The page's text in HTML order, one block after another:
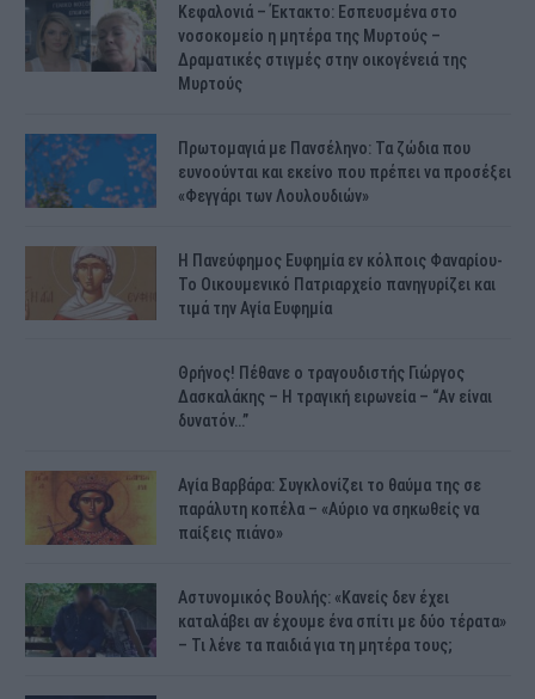
Κεφαλονιά – Έκτακτο: Εσπευσμένα στο
νοσοκομείο η μητέρα της Μυρτούς –
Δραματικές στιγμές στην οικογένειά της
Μυρτούς
Πρωτομαγιά με Πανσέληνο: Τα ζώδια που
ευνοούνται και εκείνο που πρέπει να προσέξει
«Φεγγάρι των Λουλουδιών»
H Πανεύφημος Ευφημία εν κόλποις Φαναρίου-
Το Οικουμενικό Πατριαρχείο πανηγυρίζει και
τιμά την Αγία Ευφημία
Θρήνος! Πέθανε ο τραγουδιστής Γιώργος
Δασκαλάκης – Η τραγική ειρωνεία – “Αν είναι
δυνατόν…”
Αγία Βαρβάρα: Συγκλονίζει το θαύμα της σε
παράλυτη κοπέλα – «Αύριο να σηκωθείς να
παίξεις πιάνο»
Αστυνομικός Bουλής: «Κανείς δεν έχει
καταλάβει αν έχουμε ένα σπίτι με δύο τέρατα»
– Τι λένε τα παιδιά για τη μητέρα τους;